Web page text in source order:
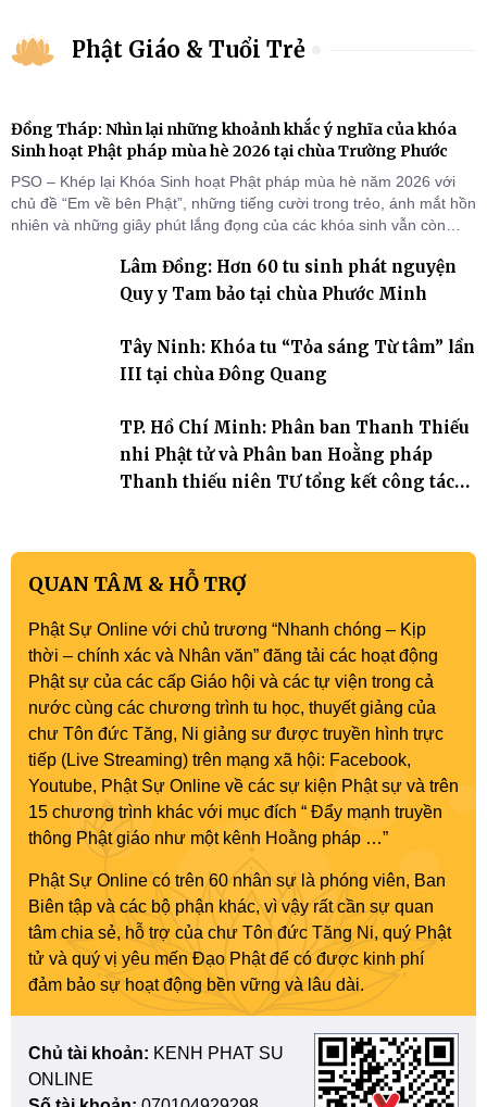
Phật Giáo & Tuổi Trẻ
Đồng Tháp: Nhìn lại những khoảnh khắc ý nghĩa của khóa
Sinh hoạt Phật pháp mùa hè 2026 tại chùa Trường Phước
PSO – Khép lại Khóa Sinh hoạt Phật pháp mùa hè năm 2026 với
chủ đề “Em về bên Phật”, những tiếng cười trong trẻo, ánh mắt hồn
nhiên và những giây phút lắng đọng của các khóa sinh vẫn còn
Tháp). Những tuần tu học ngắn ngủi nhưng đã trở thành hành
trang quý báu, gieo những hạt giống thiện l
Lâm Đồng: Hơn 60 tu sinh phát nguyện
Quy y Tam bảo tại chùa Phước Minh
Tây Ninh: Khóa tu “Tỏa sáng Từ tâm” lần
III tại chùa Đông Quang
TP. Hồ Chí Minh: Phân ban Thanh Thiếu
nhi Phật tử và Phân ban Hoằng pháp
Thanh thiếu niên TƯ tổng kết công tác
QUAN TÂM & HỖ TRỢ
Phật Sự Online với chủ trương “Nhanh chóng – Kịp
thời – chính xác và Nhân văn” đăng tải các hoạt động
Phật sự của các cấp Giáo hội và các tự viện trong cả
nước cùng các chương trình tu học, thuyết giảng của
chư Tôn đức Tăng, Ni giảng sư được truyền hình trực
tiếp (Live Streaming) trên mạng xã hội: Facebook,
Youtube, Phật Sự Online về các sự kiện Phật sự và trên
15 chương trình khác với mục đích “ Đẩy mạnh truyền
thông Phật giáo như một kênh Hoằng pháp …”
Phật Sự Online có trên 60 nhân sự là phóng viên, Ban
Biên tập và các bộ phận khác, vì vậy rất cần sự quan
tâm chia sẻ, hỗ trợ của chư Tôn đức Tăng Ni, quý Phật
tử và quý vị yêu mến Đạo Phật để có được kinh phí
đảm bảo sự hoạt động bền vững và lâu dài.
Chủ tài khoản: KENH PHAT SU
ONLINE